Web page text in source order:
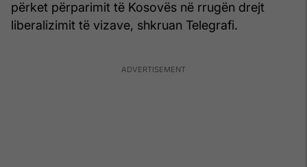
përket përparimit të Kosovës në rrugën drejt
liberalizimit të vizave, shkruan Telegrafi.